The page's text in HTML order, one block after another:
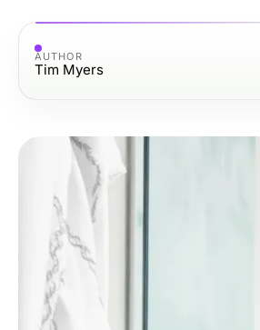
AUTHOR
Tim Myers